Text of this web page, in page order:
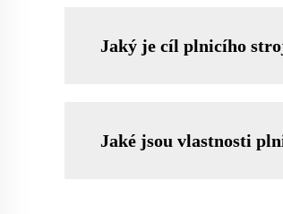
Jaký je cíl plnicího
Jaké jsou vlastnosti